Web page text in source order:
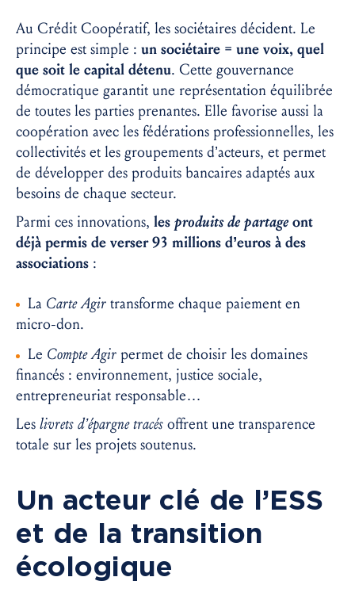
Au Crédit Coopératif, les sociétaires décident. Le
principe est simple : un sociétaire = une voix, quel
que soit le capital détenu. Cette gouvernance
démocratique garantit une représentation équilibrée
de toutes les parties prenantes. Elle favorise aussi la
coopération avec les fédérations professionnelles, les
collectivités et les groupements d’acteurs, et permet
de développer des produits bancaires adaptés aux
besoins de chaque secteur.
Parmi ces innovations, les produits de partageont
déjà permis de verser 93 millions d’euros à des
associations :
La Carte Agir transforme chaque paiement en
micro-don.
Le Compte Agirpermet de choisir les domaines
financés : environnement, justice sociale,
entrepreneuriat responsable…
Les livrets d’épargne tracés offrent une transparence
totale sur les projets soutenus.
Un acteur clé de l’ESS
et de la transition
écologique